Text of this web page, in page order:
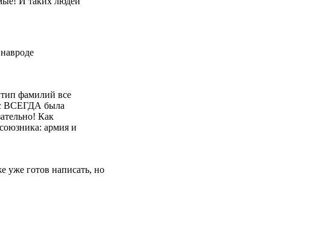
фамилий все
ВСЕГДА была
Как
армия и
уже готов написать, но